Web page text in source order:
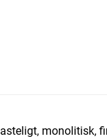
monolitisk,